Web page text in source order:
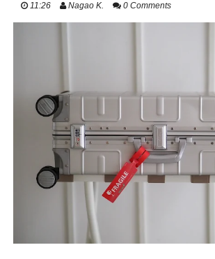
EUROPE
11:26 Nagao K. 0 Comments